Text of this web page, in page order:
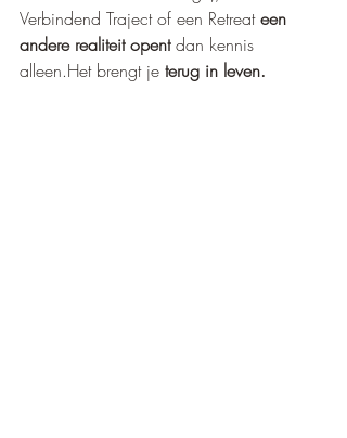
Verbindend Traject of een Retreat een
andere realiteit opent dan kennis
alleen.Het brengt je terug in leven.